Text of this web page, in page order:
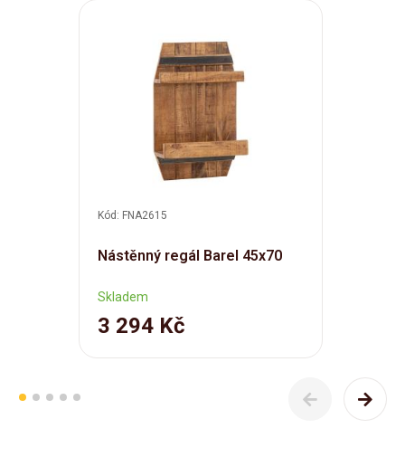
Kód: FNA2615
Nástěnný regál Barel 45x70
Skladem
3 294 Kč